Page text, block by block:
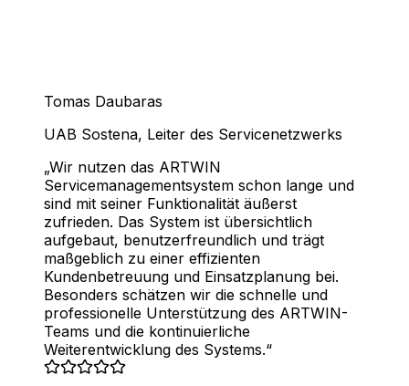
Tomas Daubaras
UAB Sostena, Leiter des Servicenetzwerks
Wir nutzen das ARTWIN
Servicemanagementsystem schon lange und
sind mit seiner Funktionalität äußerst
zufrieden. Das System ist übersichtlich
aufgebaut, benutzerfreundlich und trägt
maßgeblich zu einer effizienten
Kundenbetreuung und Einsatzplanung bei.
Besonders schätzen wir die schnelle und
professionelle Unterstützung des ARTWIN-
Teams und die kontinuierliche
Weiterentwicklung des Systems.